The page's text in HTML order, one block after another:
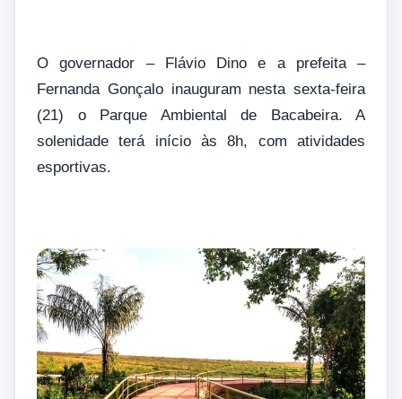
O governador – Flávio Dino e a prefeita –
Fernanda Gonçalo inauguram nesta sexta-feira
(21) o Parque Ambiental de Bacabeira. A
solenidade terá início às 8h, com atividades
esportivas.